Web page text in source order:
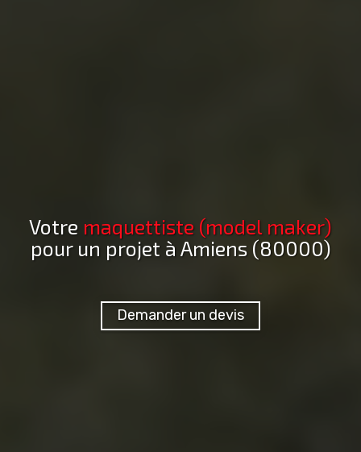
Votre maquettiste (model maker)
pour un projet à Amiens (80000)
Demander un devis